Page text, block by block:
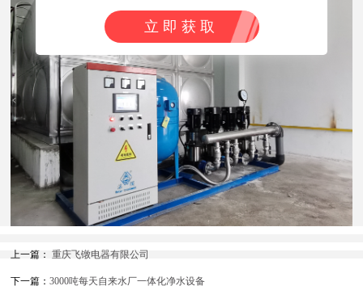
上一篇： 重庆飞镦电器有限公司
下一篇：3000吨每天自来水厂一体化净水设备
立即获取